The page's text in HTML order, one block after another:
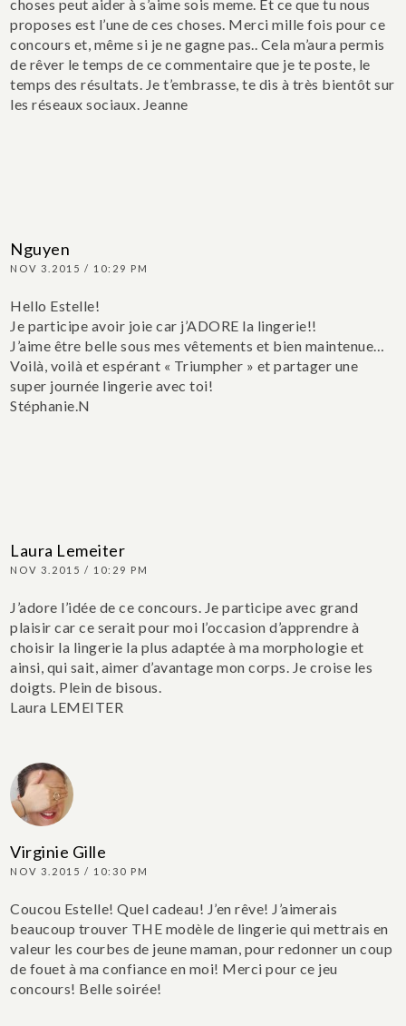
choses peut aider à s’aime sois meme. Et ce que tu nous
proposes est l’une de ces choses. Merci mille fois pour ce
concours et, même si je ne gagne pas.. Cela m’aura permis
de rêver le temps de ce commentaire que je te poste, le
temps des résultats. Je t’embrasse, te dis à très bientôt sur
les réseaux sociaux. Jeanne
Nguyen
NOV 3.2015 / 10:29 PM
Hello Estelle!
Je participe avoir joie car j’ADORE la lingerie!!
J’aime être belle sous mes vêtements et bien maintenue…
Voilà, voilà et espérant « Triumpher » et partager une
super journée lingerie avec toi!
Stéphanie.N
Laura Lemeiter
NOV 3.2015 / 10:29 PM
J’adore l’idée de ce concours. Je participe avec grand
plaisir car ce serait pour moi l’occasion d’apprendre à
choisir la lingerie la plus adaptée à ma morphologie et
ainsi, qui sait, aimer d’avantage mon corps. Je croise les
doigts. Plein de bisous.
Laura LEMEITER
Virginie Gille
NOV 3.2015 / 10:30 PM
Coucou Estelle! Quel cadeau! J’en rêve! J’aimerais
beaucoup trouver THE modèle de lingerie qui mettrais en
valeur les courbes de jeune maman, pour redonner un coup
de fouet à ma confiance en moi! Merci pour ce jeu
concours! Belle soirée!